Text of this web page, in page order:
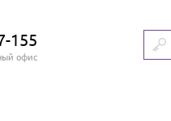
155
офис